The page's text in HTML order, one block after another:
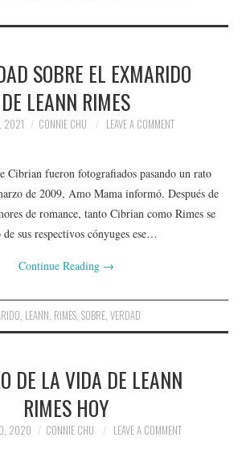
SOBRE EL EXMARIDO
DE LEANN RIMES
2021 CONNIE CHU LEAVE A COMMENT
Cibrian fueron fotografiados pasando un rato
de 2009, Amo Mama informó. Después de
de romance, tanto Cibrian como Rimes se
sus respectivos cónyuges ese…
Continue Reading →
, LEANN, RIMES, SOBRE, VERDAD
DE LA VIDA DE LEANN
RIMES HOY
2020 CONNIE CHU LEAVE A COMMENT